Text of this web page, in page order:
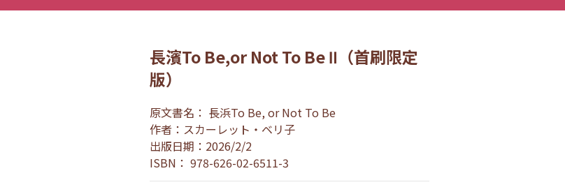
長濱To Be,or Not To Be Ⅱ（首刷限定
版）
原文書名： 長浜To Be, or Not To Be
作者：スカーレット・ベリ子
出版日期：2026/2/2
ISBN： 978-626-02-6511-3